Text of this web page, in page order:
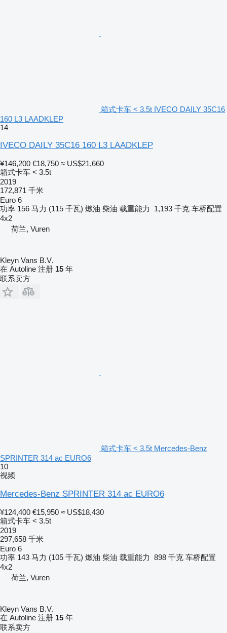
箱式卡车 < 3.5t IVECO DAILY 35C16
160 L3 LAADKLEP
14
IVECO DAILY 35C16 160 L3 LAADKLEP
¥146,200 €18,750 ≈ US$21,660
箱式卡车 < 3.5t
2019
172,871 千米
Euro 6
功率 156 马力 (115 千瓦) 燃油 柴油 载重能力 1,193 千克 车桥配置
4x2
荷兰, Vuren
Kleyn Vans B.V.
在 Autoline 注册 15 年
联系卖方
箱式卡车 < 3.5t Mercedes-Benz
SPRINTER 314 ac EURO6
10
视频
Mercedes-Benz SPRINTER 314 ac EURO6
¥124,400 €15,950 ≈ US$18,430
箱式卡车 < 3.5t
2019
297,658 千米
Euro 6
功率 143 马力 (105 千瓦) 燃油 柴油 载重能力 898 千克 车桥配置
4x2
荷兰, Vuren
Kleyn Vans B.V.
在 Autoline 注册 15 年
联系卖方